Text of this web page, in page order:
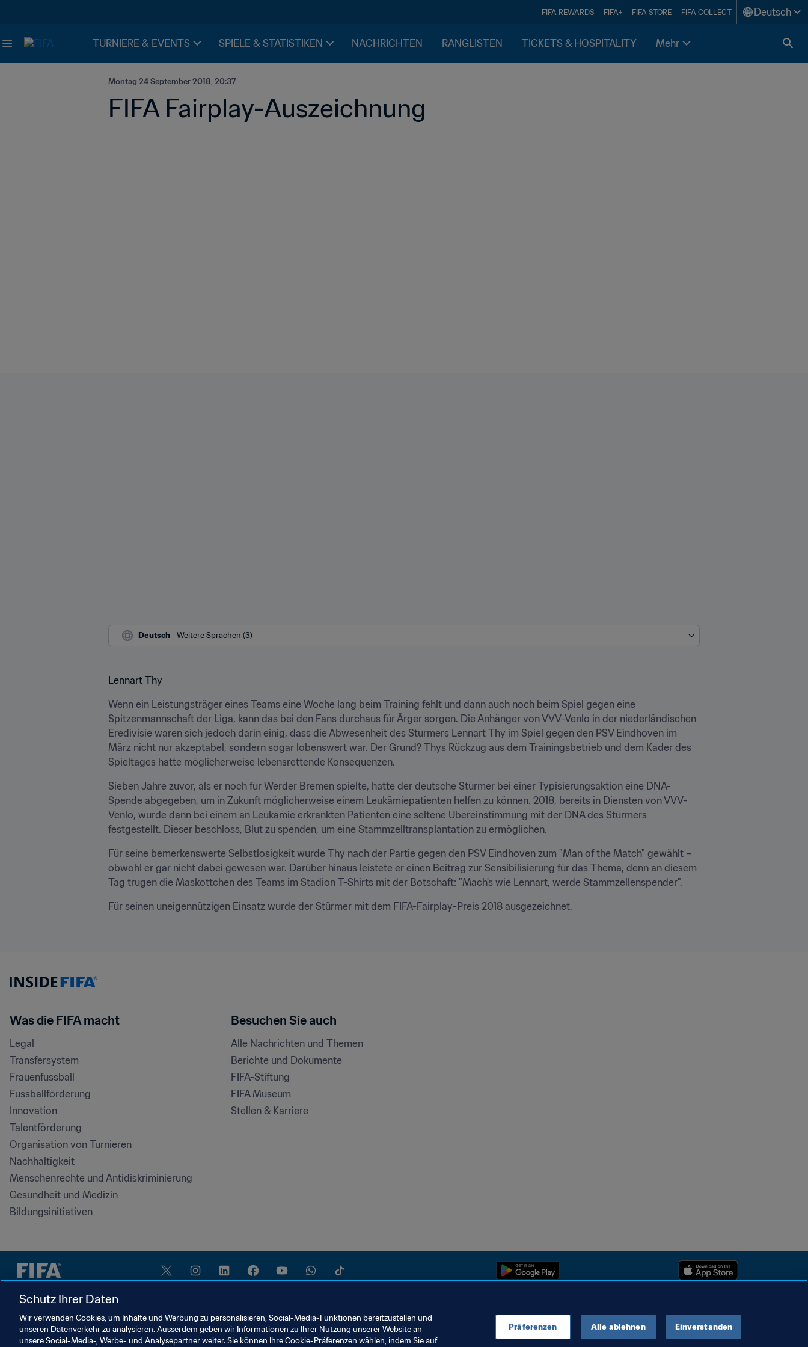
FIFA REWARDS FIFA+ FIFA STORE FIFA COLLECT Deutsch
TURNIERE & EVENTS SPIELE & STATISTIKEN NACHRICHTEN RANGLISTEN TICKETS & HOSPITALITY Mehr
Montag 24 September 2018, 20:37
FIFA Fairplay-Auszeichnung
Deutsch - Weitere Sprachen (3)
Lennart Thy
Wenn ein Leistungsträger eines Teams eine Woche lang beim Training fehlt und dann auch noch beim Spiel gegen eine
Spitzenmannschaft der Liga, kann das bei den Fans durchaus für Ärger sorgen. Die Anhänger von VVV-Venlo in der niederländischen
Eredivisie waren sich jedoch darin einig, dass die Abwesenheit des Stürmers Lennart Thy im Spiel gegen den PSV Eindhoven im
März nicht nur akzeptabel, sondern sogar lobenswert war. Der Grund? Thys Rückzug aus dem Trainingsbetrieb und dem Kader des
Spieltages hatte möglicherweise lebensrettende Konsequenzen.
Sieben Jahre zuvor, als er noch für Werder Bremen spielte, hatte der deutsche Stürmer bei einer Typisierungsaktion eine DNA-
Spende abgegeben, um in Zukunft möglicherweise einem Leukämiepatienten helfen zu können. 2018, bereits in Diensten von VVV-
Venlo, wurde dann bei einem an Leukämie erkrankten Patienten eine seltene Übereinstimmung mit der DNA des Stürmers
festgestellt. Dieser beschloss, Blut zu spenden, um eine Stammzelltransplantation zu ermöglichen.
Für seine bemerkenswerte Selbstlosigkeit wurde Thy nach der Partie gegen den PSV Eindhoven zum "Man of the Match" gewählt –
obwohl er gar nicht dabei gewesen war. Darüber hinaus leistete er einen Beitrag zur Sensibilisierung für das Thema, denn an diesem
Tag trugen die Maskottchen des Teams im Stadion T-Shirts mit der Botschaft: "Mach's wie Lennart, werde Stammzellenspender".
Für seinen uneigennützigen Einsatz wurde der Stürmer mit dem FIFA-Fairplay-Preis 2018 ausgezeichnet.
Was die FIFA macht
Legal
Transfersystem
Frauenfussball
Fussballförderung
Innovation
Talentförderung
Organisation von Turnieren
Nachhaltigkeit
Menschenrechte und Antidiskriminierung
Gesundheit und Medizin
Bildungsinitiativen
Besuchen Sie auch
Alle Nachrichten und Themen
Berichte und Dokumente
FIFA-Stiftung
FIFA Museum
Stellen & Karriere
NUTZUNGSBEDINGUNGENFIFA-DATENSCHUTZPORTALDOWNLOADSCOOKIE-EINSTELLUNGEN Urheberrechte © 1994–2025 FIFA. Alle Rechte vorbehalten.
Schutz Ihrer Daten
Wir verwenden Cookies, um Inhalte und Werbung zu personalisieren, Social-Media-Funktionen bereitzustellen und
unseren Datenverkehr zu analysieren. Ausserdem geben wir Informationen zu Ihrer Nutzung unserer Website an
unsere Social-Media-, Werbe- und Analysepartner weiter. Sie können Ihre Cookie-Präferenzen wählen, indem Sie auf
Präferenzen Alle ablehnen Einverstanden